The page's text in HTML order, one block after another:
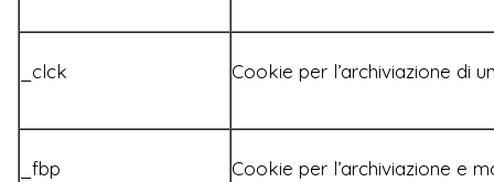
_clck Cookie per l’archiviazione di
_fbp Cookie per l’archiviazione e